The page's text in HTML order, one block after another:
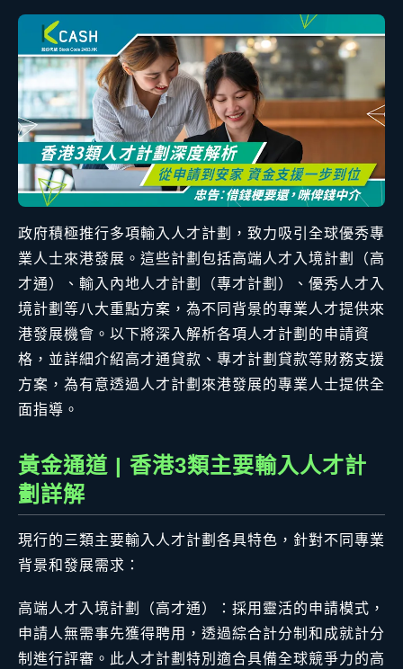
政府積極推行多項輸入人才計劃，致力吸引全球優秀專
業人士來港發展。這些計劃包括高端人才入境計劃（高
才通）、輸入內地人才計劃（專才計劃）、優秀人才入
境計劃等八大重點方案，為不同背景的專業人才提供來
港發展機會。以下將深入解析各項人才計劃的申請資
格，並詳細介紹高才通貸款、專才計劃貸款等財務支援
方案，為有意透過人才計劃來港發展的專業人士提供全
面指導。
黃金通道 | 香港3類主要輸入人才計
劃詳解
現行的三類主要輸入人才計劃各具特色，針對不同專業
背景和發展需求：
高端人才入境計劃（高才通）：採用靈活的申請模式，
申請人無需事先獲得聘用，透過綜合計分制和成就計分
制進行評審。此人才計劃特別適合具備全球競爭力的高